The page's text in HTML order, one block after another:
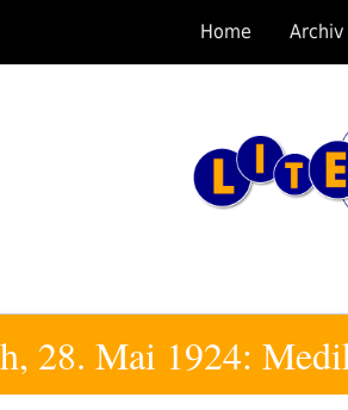
Home Archiv
28. Mai 1924: